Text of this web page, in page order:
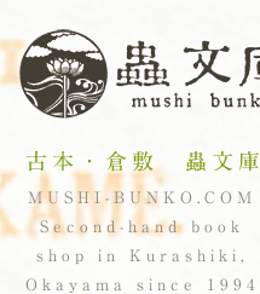
古本・倉敷 蟲文庫
MUSHI-BUNKO.COM
Second-hand book
shop in Kurashiki,
Okayama since 1994